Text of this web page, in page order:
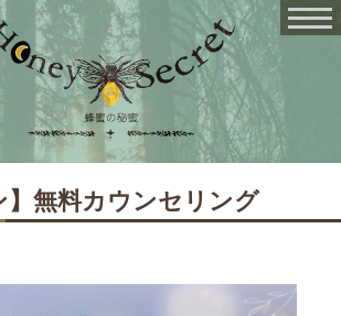
】無料カウンセリング